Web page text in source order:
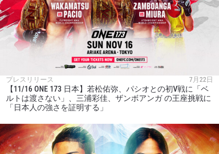
プレスリリース 7月22日
【11/16 ONE 173 日本】若松佑弥、パシオとの初V戦に「ベ
ルトは渡さない」、三浦彩佳、ザンボアンガ の王座挑戦に
「日本人の強さを証明する」